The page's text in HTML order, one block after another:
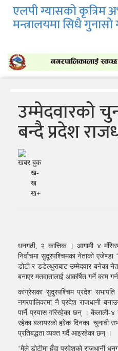
एलपी ग्यासको कृत्रिम
मन्त्रालयमा सिधै गुनासो
उम्मेदवारको
बन्दै प्रदेश
खबर बुक
ख-
ख
ख+
धनगढी, २ कात्तिक । आगामी ४
निर्वाचमा सुदूरपश्चिमका नेताको
डोटी र डडेल्धुराबाट उम्मेदवार बनेका
बनाएर मतदातालाई आकर्षित गर्ने काम
कांग्रेसका सुदुरपश्चिम प्रदेश सभापति
नगरपालिकामा नै प्रदेश राजधानी
पार्ने प्रयास गरिरहेका छन् । कैलाली-४
रहेका बलायरको हरेक दिनका चुनावी
प्रतिबद्धता व्यक्त गर्दै आइरहेका छन् ।
‘मैले डोटीमा हुँदा प्रदेशको राजधानी